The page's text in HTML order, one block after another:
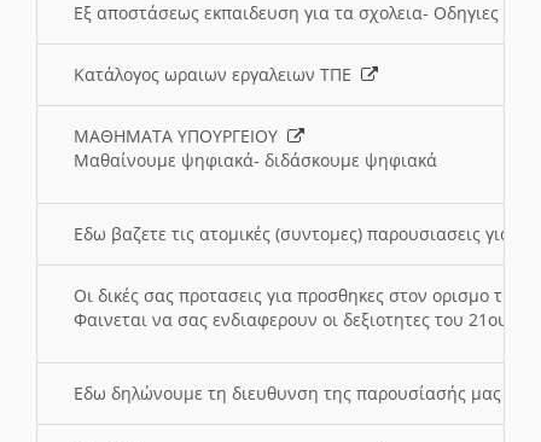
Εξ αποστάσεως εκπαιδευση για τα σχολεια- Οδηγιες
Κατάλογος ωραιων εργαλειων ΤΠΕ
ΜΑΘΗΜΑΤΑ ΥΠΟΥΡΓΕΙΟΥ
Μαθαίνουμε ψηφιακά- διδάσκουμε ψηφιακά
Εδω βαζετε τις ατομικές (συντομες) παρουσιασεις για
Οι δικές σας προτασεις για προσθηκες στον ορισμο
Φαινεται να σας ενδιαφερουν οι δεξιοτητες του 21ου
Εδω δηλώνουμε τη διευθυνση της παρουσίασής μας